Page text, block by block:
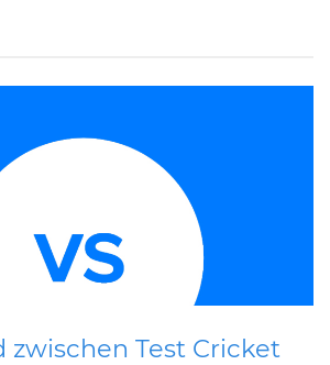
zwischen Test Cricket